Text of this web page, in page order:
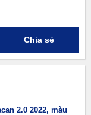
Chia sẻ
2.0 2022, màu